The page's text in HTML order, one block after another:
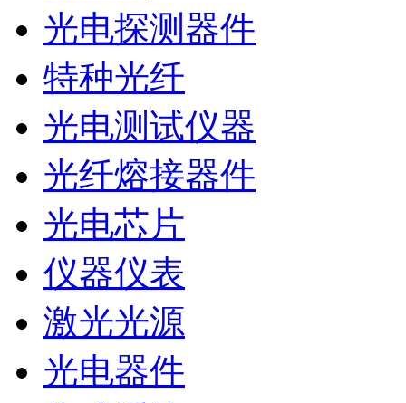
光电探测器件
特种光纤
光电测试仪器
光纤熔接器件
光电芯片
仪器仪表
激光光源
光电器件